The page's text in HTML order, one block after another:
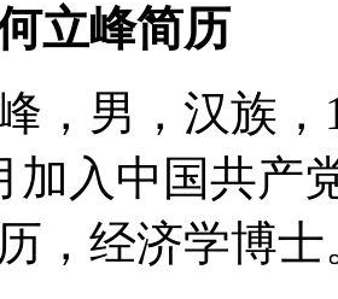
立峰简历
男，汉族，
加入中国共产
，经济学博士